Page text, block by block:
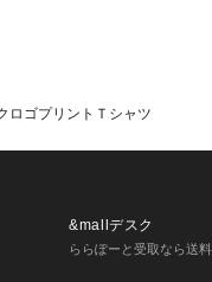
ターコイズは
チャコールは
ブ仕立て。
身幅に少しゆ
ロゴプリントＴシャツ
&mallデスク
ららぽーと受取なら送